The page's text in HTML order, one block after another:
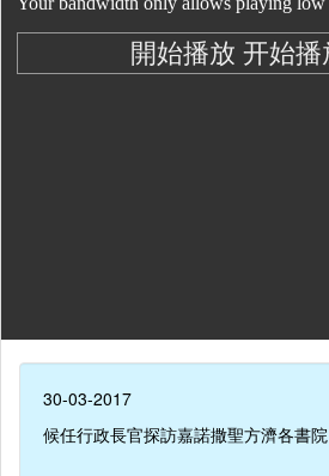
30-03-2017
候任行政長官探訪嘉諾撒聖方濟各書院